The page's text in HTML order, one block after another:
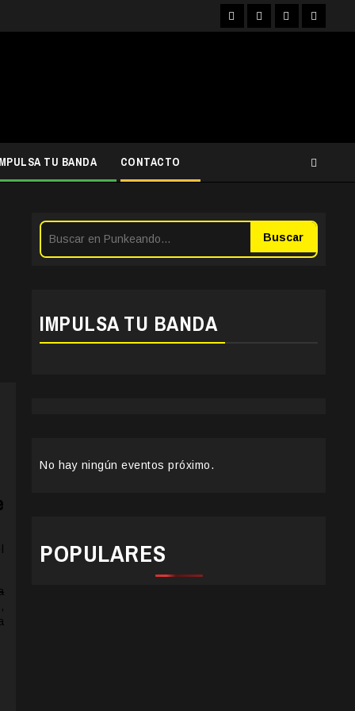
FacebookInstagram
YouTubeTwitter
TU BANDA CONTACTO
,
Buscar
IMPULSA TU BANDA
No hay ningún eventos próximo.
POPULARES